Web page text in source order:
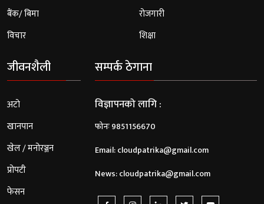
बैंक/ बिमा
विचार
रोजगारी
शिक्षा
जीवनशैली
अटो
खानपान
खेल / मनोरञ्जन
प्रोपटी
फेसन
सम्पर्क ठेगाना
विज्ञापनको लागि :
फोनः 9851156670
Email:cloudpatrika@gmail.com
News:cloudpatrika@gmail.com